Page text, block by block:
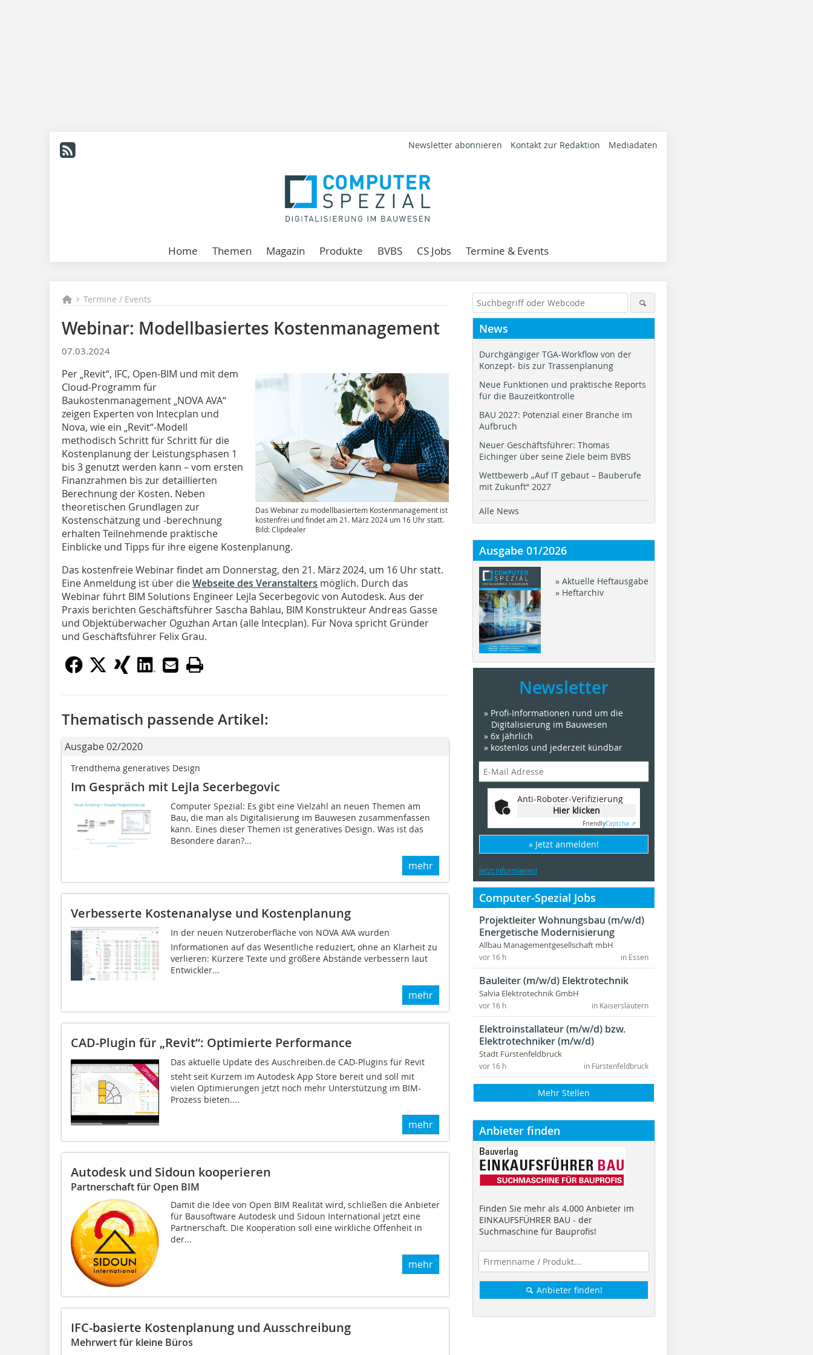
Newsletter abonnieren Kontakt zur Redaktion Mediadaten
Home Themen Magazin Produkte BVBS CS Jobs Termine & Events
Termine / Events
Webinar: Modellbasiertes Kostenmanagement
07.03.2024
Das Webinar zu modellbasiertem Kostenmanagement ist
kostenfrei und findet am 21. März 2024 um 16 Uhr statt.
Bild: Clipdealer
Per „Revit“, IFC, Open-BIM und mit dem
Cloud-Programm für
Baukostenmanagement „NOVA AVA“
zeigen Experten von Intecplan und
Nova, wie ein „Revit“-Modell
methodisch Schritt für Schritt für die
Kostenplanung der Leistungsphasen 1
bis 3 genutzt werden kann – vom ersten
Finanzrahmen bis zur detaillierten
Berechnung der Kosten. Neben
theoretischen Grundlagen zur
Kostenschätzung und -berechnung
erhalten Teilnehmende praktische
Einblicke und Tipps für ihre eigene Kostenplanung.
Das kostenfreie Webinar findet am Donnerstag, den 21. März 2024, um 16 Uhr statt.
Eine Anmeldung ist über dieWebseite des Veranstalters möglich. Durch das
Webinar führt BIM Solutions Engineer Lejla Secerbegovic von Autodesk. Aus der
Praxis berichten Geschäftsführer Sascha Bahlau, BIM Konstrukteur Andreas Gasse
und Objektüberwacher Oguzhan Artan (alle Intecplan). Für Nova spricht Gründer
und Geschäftsführer Felix Grau.
Thematisch passende Artikel:
Ausgabe 02/2020
Trendthema generatives Design
Im Gespräch mit Lejla Secerbegovic
Computer Spezial: Es gibt eine Vielzahl an neuen Themen am
Bau, die man als Digitalisierung im Bauwesen zusammenfassen
kann. Eines dieser Themen ist generatives Design. Was ist das
Besondere daran?...
mehr
Verbesserte Kostenanalyse und Kostenplanung
In der neuen Nutzeroberfläche von NOVA AVA wurden
Informationen auf das Wesentliche reduziert, ohne an Klarheit zu
verlieren: Kürzere Texte und größere Abstände verbessern laut
Entwickler...
mehr
CAD-Plugin für „Revit“: Optimierte Performance
Das aktuelle Update des Auschreiben.de CAD-Plugins für Revit
steht seit Kurzem im Autodesk App Store bereit und soll mit
vielen Optimierungen jetzt noch mehr Unterstützung im BIM-
Prozess bieten....
mehr
Autodesk und Sidoun kooperieren
Partnerschaft für Open BIM
Damit die Idee von Open BIM Realität wird, schließen die Anbieter
für Bausoftware Autodesk und Sidoun International jetzt eine
Partnerschaft. Die Kooperation soll eine wirkliche Offenheit in
der...
mehr
IFC-basierte Kostenplanung und Ausschreibung
Mehrwert für kleine Büros
News
Durchgängiger TGA-Workflow von der
Konzept- bis zur Trassenplanung
Neue Funktionen und praktische Reports
für die Bauzeitkontrolle
BAU 2027: Potenzial einer Branche im
Aufbruch
Neuer Geschäftsführer: Thomas
Eichinger über seine Ziele beim BVBS
Wettbewerb „Auf IT gebaut – Bauberufe
mit Zukunft“ 2027
Alle News
Ausgabe 01/2026
» Aktuelle Heftausgabe
» Heftarchiv
Newsletter
» Profi-Informationen rund um die
Digitalisierung im Bauwesen
» 6x jährlich
» kostenlos und jederzeit kündbar
Anti-Roboter-Verifizierung
Hier klicken
FriendlyCaptcha ⇗
» Jetzt anmelden!
Jetzt informieren!
Computer-Spezial Jobs
Projektleiter Wohnungsbau (m/w/d)
Energetische Modernisierung
Allbau Managementgesellschaft mbH
in Essen
vor 16 h
Bauleiter (m/w/d) Elektrotechnik
Salvia Elektrotechnik GmbH
in Kaiserslautern
vor 16 h
Elektroinstallateur (m/w/d) bzw.
Elektrotechniker (m/w/d)
Stadt Fürstenfeldbruck
in Fürstenfeldbruck
vor 16 h
Mehr Stellen
Anbieter finden
Finden Sie mehr als 4.000 Anbieter im
EINKAUFSFÜHRER BAU - der
Suchmaschine für Bauprofis!
Anbieter finden!